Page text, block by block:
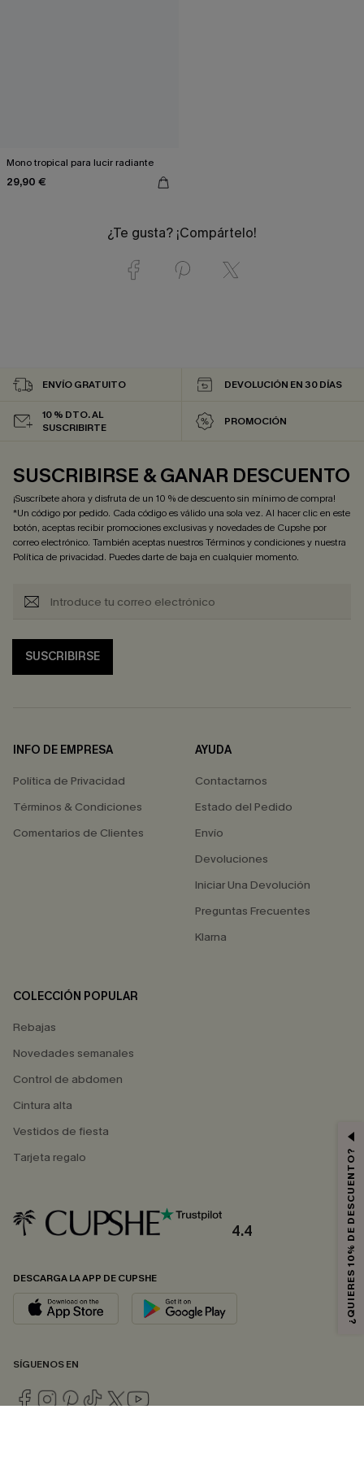
Mono tropical para lucir radiante
29,90 €
¿Te gusta? ¡Compártelo!
ENVÍO GRATUITO DEVOLUCIÓN EN 30 DÍAS
10 % DTO. AL
SUSCRIBIRTE
PROMOCIÓN
SUSCRIBIRSE & GANAR DESCUENTO
¡Suscríbete ahora y disfruta de un 10 % de descuento sin mínimo de compra!
*Un código por pedido. Cada código es válido una sola vez. Al hacer clic en este
botón, aceptas recibir promociones exclusivas y novedades de Cupshe por
correo electrónico. También aceptas nuestrosTérminos y condicionesy nuestra
Política de privacidad. Puedes darte de baja en cualquier momento.
SUSCRIBIRSE
INFO DE EMPRESA
Política de Privacidad
Términos & Condiciones
Comentarios de Clientes
AYUDA
Contactarnos
Estado del Pedido
Envío
Devoluciones
Iniciar Una Devolución
Preguntas Frecuentes
Klarna
COLECCIÓN POPULAR
Rebajas
Novedades semanales
Control de abdomen
Cintura alta
Vestidos de fiesta
Tarjeta regalo
4.4
DESCARGA LA APP DE CUPSHE
SÍGUENOS EN
¿QUIERES 10% DE DESCUENTO?